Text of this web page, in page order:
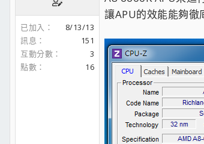
已加入
8/13/13
訊息
151
互動分數
3
點數
16
讓APU的效能能夠徹